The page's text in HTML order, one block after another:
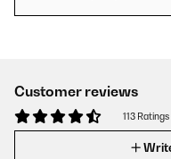
Customer reviews
113 Ratings